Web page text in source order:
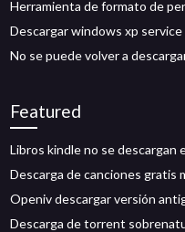
Herramienta de formato de
Descargar windows xp
No se puede volver a
Featured
Libros kindle no se descargan
Descarga de canciones gratis
Openiv descargar versión
Descarga de torrent